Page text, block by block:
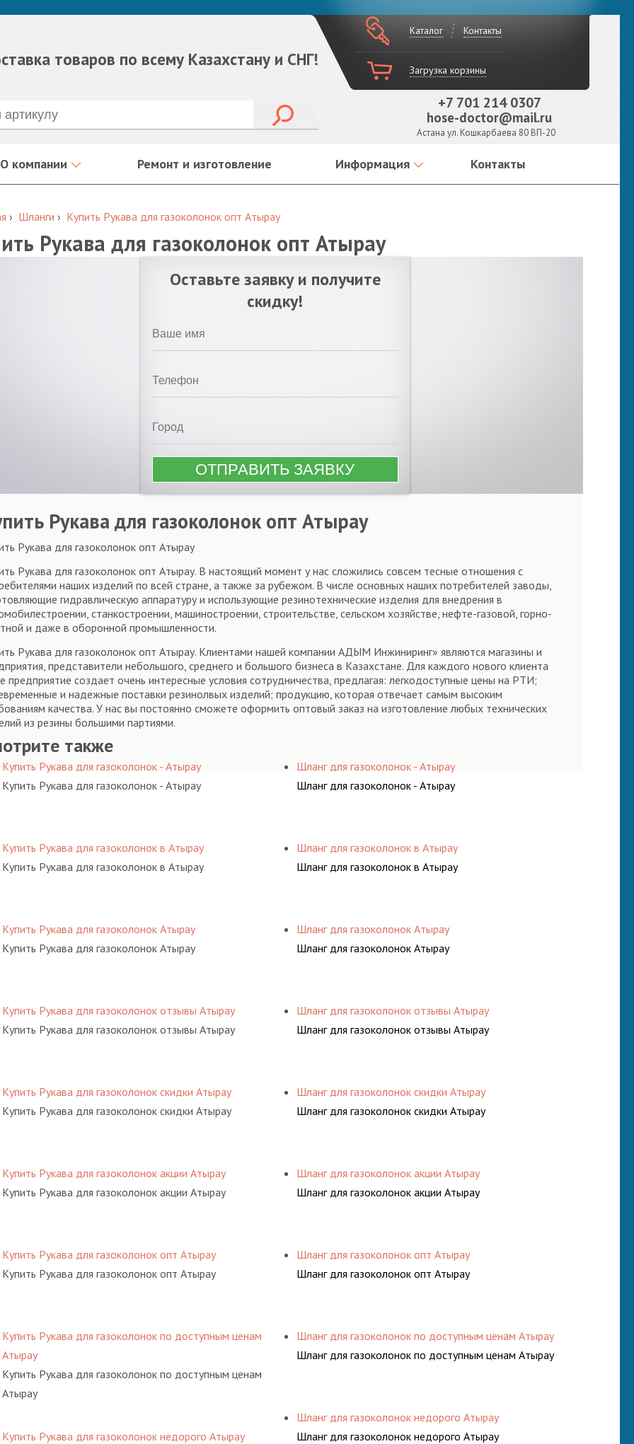
товаров по всему Казахстану и СНГ!
Каталог Контакты
Загрузка корзины
+7 701 214 0307
hose-doctor@mail.ru
Астана ул. Кошкарбаева 80 ВП-20
О компании Ремонт и изготовление Информация Контакты
› Шланги › Купить Рукава для газоколонок опт Атырау
Рукава для газоколонок опт Атырау
Оставьте заявку и получите
скидку!
Рукава для газоколонок опт Атырау
Рукава для газоколонок опт Атырау
Рукава для газоколонок опт Атырау. В настоящий момент у нас сложились совсем тесные отношения с
наших изделий по всей стране, а также за рубежом. В числе основных наших потребителей заводы,
гидравлическую аппаратуру и использующие резинотехнические изделия для внедрения в
станкостроении, машиностроении, строительстве, сельском хозяйстве, нефте-газовой, горно-
и даже в оборонной промышленности.
Рукава для газоколонок опт Атырау. Клиентами нашей компании АДЫМ Инжиниринг» являются магазины и
представители небольшого, среднего и большого бизнеса в Казахстане. Для каждого нового клиента
предприятие создает очень интересные условия сотрудничества, предлагая: легкодоступные цены на РТИ;
и надежные поставки резинолвых изделий; продукцию, которая отвечает самым высоким
качества. У нас вы постоянно сможете оформить оптовый заказ на изготовление любых технических
из резины большими партиями.
также
Купить Рукава для газоколонок - Атырау
Купить Рукава для газоколонок - Атырау
Купить Рукава для газоколонок в Атырау
Купить Рукава для газоколонок в Атырау
Купить Рукава для газоколонок Атырау
Купить Рукава для газоколонок Атырау
Купить Рукава для газоколонок отзывы Атырау
Купить Рукава для газоколонок отзывы Атырау
Купить Рукава для газоколонок скидки Атырау
Купить Рукава для газоколонок скидки Атырау
Купить Рукава для газоколонок акции Атырау
Купить Рукава для газоколонок акции Атырау
Купить Рукава для газоколонок опт Атырау
Купить Рукава для газоколонок опт Атырау
Купить Рукава для газоколонок по доступным ценам
Атырау
Купить Рукава для газоколонок по доступным ценам
Атырау
Купить Рукава для газоколонок недорого Атырау
Шланг для газоколонок - Атырау
Шланг для газоколонок - Атырау
Шланг для газоколонок в Атырау
Шланг для газоколонок в Атырау
Шланг для газоколонок Атырау
Шланг для газоколонок Атырау
Шланг для газоколонок отзывы Атырау
Шланг для газоколонок отзывы Атырау
Шланг для газоколонок скидки Атырау
Шланг для газоколонок скидки Атырау
Шланг для газоколонок акции Атырау
Шланг для газоколонок акции Атырау
Шланг для газоколонок опт Атырау
Шланг для газоколонок опт Атырау
Шланг для газоколонок по доступным ценам Атырау
Шланг для газоколонок по доступным ценам Атырау
Шланг для газоколонок недорого Атырау
Шланг для газоколонок недорого Атырау